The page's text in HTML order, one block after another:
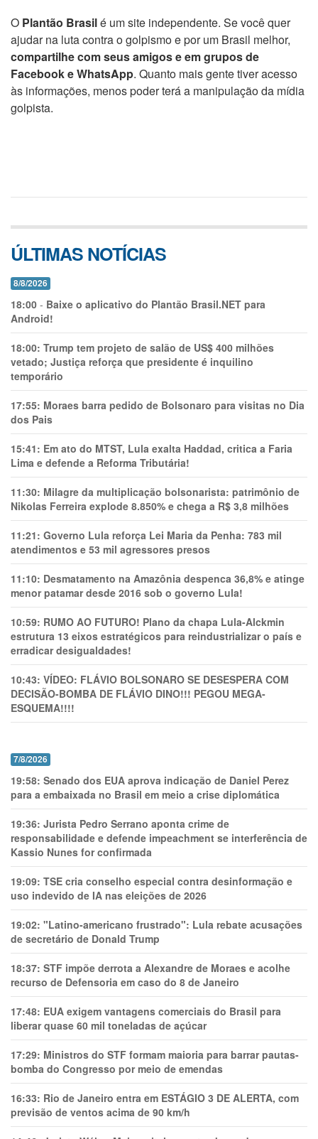
O Plantão Brasilé um site independente. Se você quer
ajudar na luta contra o golpismo e por um Brasil melhor,
compartilhe com seus amigos e em grupos de
Facebook e WhatsApp. Quanto mais gente tiver acesso
às informações, menos poder terá a manipulação da mídia
golpista.
ÚLTIMAS NOTÍCIAS
8/8/2026
18:00 - Baixe o aplicativo do Plantão Brasil.NET para
Android!
18:00: Trump tem projeto de salão de US$ 400 milhões
vetado; Justiça reforça que presidente é inquilino
temporário
17:55: Moraes barra pedido de Bolsonaro para visitas no Dia
dos Pais
15:41: Em ato do MTST, Lula exalta Haddad, critica a Faria
Lima e defende a Reforma Tributária!
11:30: Milagre da multiplicação bolsonarista: patrimônio de
Nikolas Ferreira explode 8.850% e chega a R$ 3,8 milhões
11:21: Governo Lula reforça Lei Maria da Penha: 783 mil
atendimentos e 53 mil agressores presos
11:10: Desmatamento na Amazônia despenca 36,8% e atinge
menor patamar desde 2016 sob o governo Lula!
10:59: RUMO AO FUTURO! Plano da chapa Lula-Alckmin
estrutura 13 eixos estratégicos para reindustrializar o país e
erradicar desigualdades!
10:43: VÍDEO: FLÁVIO BOLSONARO SE DESESPERA COM
DECISÃO-BOMBA DE FLÁVIO DINO!!! PEGOU MEGA-
ESQUEMA!!!!
7/8/2026
19:58: Senado dos EUA aprova indicação de Daniel Perez
para a embaixada no Brasil em meio a crise diplomática
19:36: Jurista Pedro Serrano aponta crime de
responsabilidade e defende impeachment se interferência de
Kassio Nunes for confirmada
19:09: TSE cria conselho especial contra desinformação e
uso indevido de IA nas eleições de 2026
19:02: "Latino-americano frustrado": Lula rebate acusações
de secretário de Donald Trump
18:37: STF impõe derrota a Alexandre de Moraes e acolhe
recurso de Defensoria em caso do 8 de Janeiro
17:48: EUA exigem vantagens comerciais do Brasil para
liberar quase 60 mil toneladas de açúcar
17:29: Ministros do STF formam maioria para barrar pautas-
bomba do Congresso por meio de emendas
16:33: Rio de Janeiro entra em ESTÁGIO 3 DE ALERTA, com
previsão de ventos acima de 90 km/h